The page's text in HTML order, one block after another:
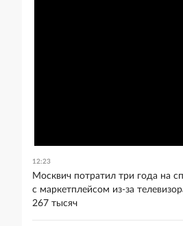
12:23
Москвич потратил три года на
с маркетплейсом из-за
267 тысяч